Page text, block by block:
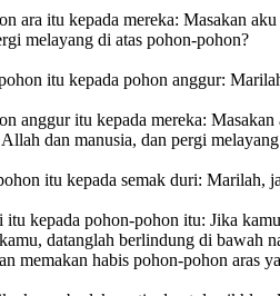
ara itu kepada mereka: Masakan
melayang di atas pohon-pohon?
itu kepada pohon anggur:
anggur itu kepada mereka:
dan manusia, dan pergi
itu kepada semak duri: Marilah,
itu kepada pohon-pohon itu: Jika
datanglah berlindung di bawah
memakan habis pohon-pohon aras